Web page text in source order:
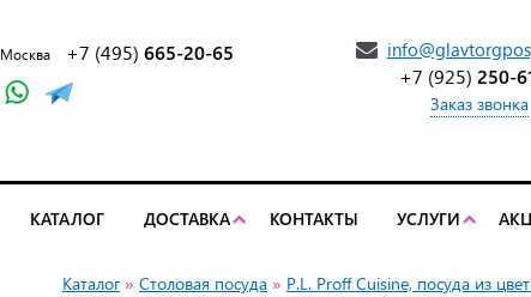
Москва +7 (495) 665-20-65
+7 (925)250-
Заказ звонка
КАТАЛОГ ДОСТАВКА КОНТАКТЫ УСЛУГИ
Каталог » Столовая посуда » P.L. Proff Cuisine, посуда из